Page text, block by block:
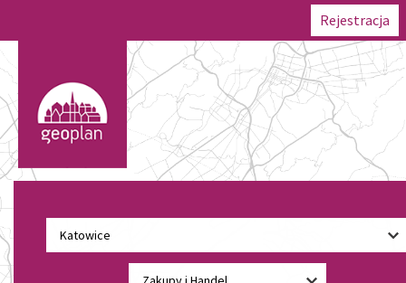
Rejestracja